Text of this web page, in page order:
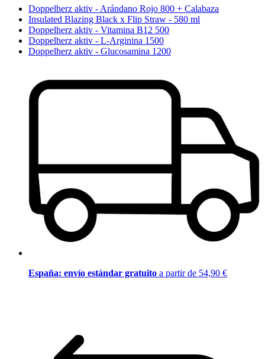
Doppelherz aktiv - Arándano Rojo 800 + Calabaza
Insulated Blazing Black x Flip Straw - 580 ml
Doppelherz aktiv - Vitamina B12 500
Doppelherz aktiv - L-Arginina 1500
Doppelherz aktiv - Glucosamina 1200
España: envío estándar gratuito a partir de 54,90 €